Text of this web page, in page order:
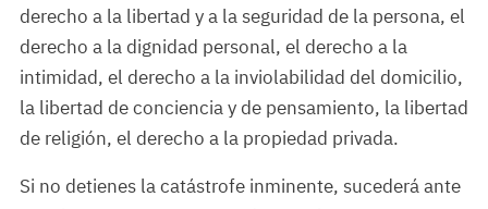
derecho a la libertad y a la seguridad de la persona, el
derecho a la dignidad personal, el derecho a la
intimidad, el derecho a la inviolabilidad del domicilio,
la libertad de conciencia y de pensamiento, la libertad
de religión, el derecho a la propiedad privada.
Si no detienes la catástrofe inminente, sucederá ante